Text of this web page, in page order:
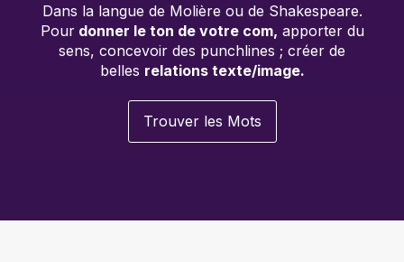
Dans la langue de Molière ou de Shakespeare.
Pourdonner le ton de votre com, apporter du
sens, concevoir des punchlines ; créer de
belles relations texte/image.
Trouver les Mots